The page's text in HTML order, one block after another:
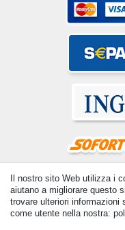
© Copyright 2026 |
Prices incl. VAT. 19%
Applies to deliveries to
Il nostro sito Web utilizza i
aiutano a migliorare questo
trovare ulteriori informazioni
come utente nella nostra: